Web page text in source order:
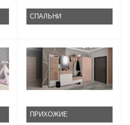
СПАЛЬНИ
ПРИХОЖИЕ